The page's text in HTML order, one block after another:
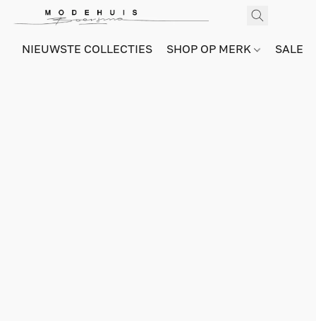
NIEUWSTE COLLECTIES SHOP OP MERK SALE